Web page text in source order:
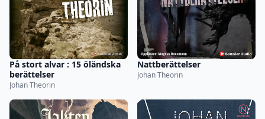
På stort alvar : 15 öländska
berättelser
Johan Theorin
Nattberättelser
Johan Theorin